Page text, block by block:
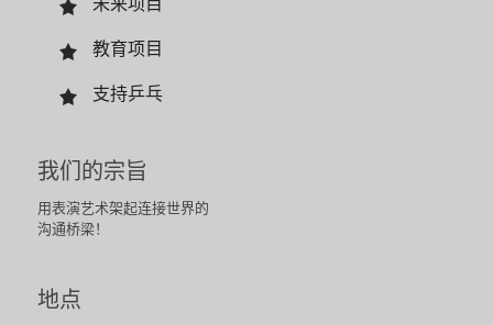
教育项目
支持乒乓
我们的宗旨
用表演艺术架起连接世界的
沟通桥梁！
地点